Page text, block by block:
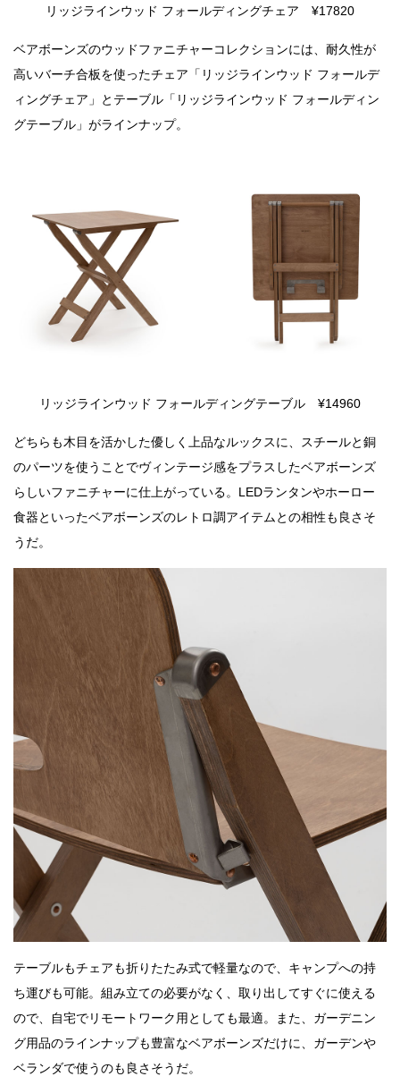
リッジラインウッド フォールディングチェア ¥17820
ベアボーンズのウッドファニチャーコレクションには、耐久性が
高いバーチ合板を使ったチェア「リッジラインウッド フォールデ
ィングチェア」とテーブル「リッジラインウッド フォールディン
グテーブル」がラインナップ。
リッジラインウッド フォールディングテーブル ¥14960
どちらも木目を活かした優しく上品なルックスに、スチールと銅
のパーツを使うことでヴィンテージ感をプラスしたベアボーンズ
らしいファニチャーに仕上がっている。LEDランタンやホーロー
食器といったベアボーンズのレトロ調アイテムとの相性も良さそ
うだ。
テーブルもチェアも折りたたみ式で軽量なので、キャンプへの持
ち運びも可能。組み立ての必要がなく、取り出してすぐに使える
ので、自宅でリモートワーク用としても最適。また、ガーデニン
グ用品のラインナップも豊富なベアボーンズだけに、ガーデンや
ベランダで使うのも良さそうだ。